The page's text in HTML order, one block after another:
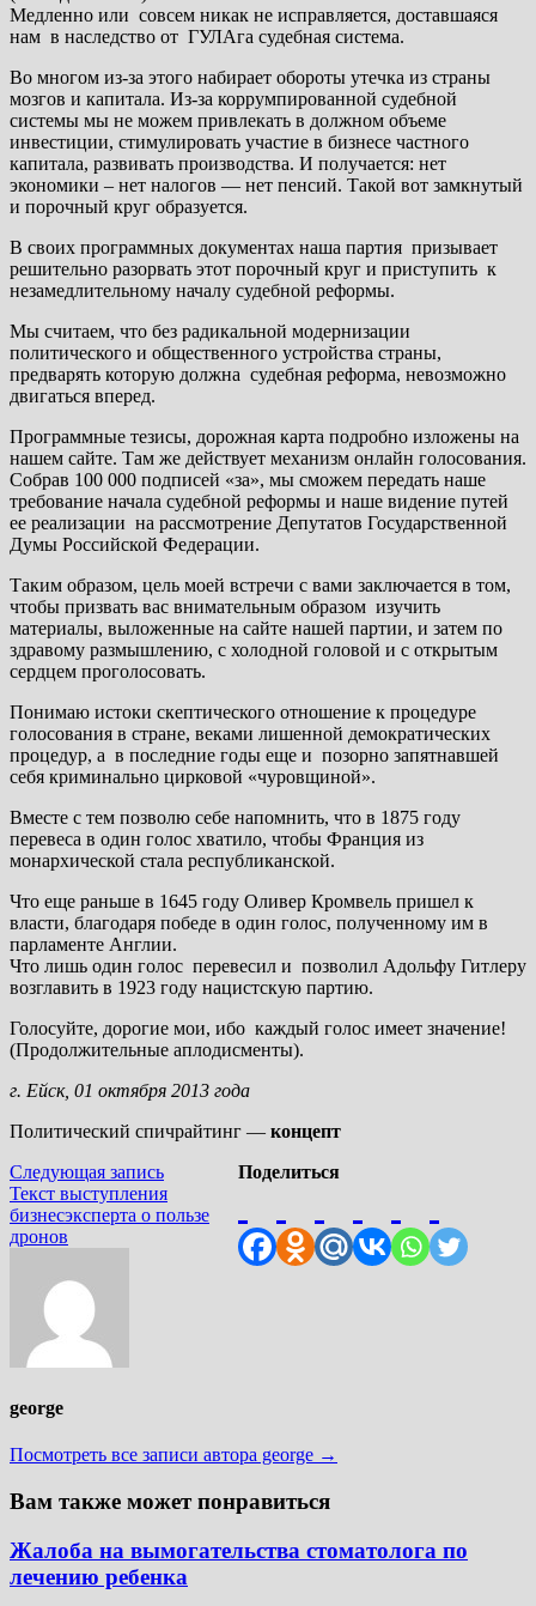
Медленно или совсем никак не исправляется, доставшаяся
нам в наследство от ГУЛАга судебная система.
Во многом из-за этого набирает обороты утечка из страны
мозгов и капитала. Из-за коррумпированной судебной
системы мы не можем привлекать в должном объеме
инвестиции, стимулировать участие в бизнесе частного
капитала, развивать производства. И получается: нет
экономики – нет налогов — нет пенсий. Такой вот замкнутый
и порочный круг образуется.
В своих программных документах наша партия призывает
решительно разорвать этот порочный круг и приступить к
незамедлительному началу судебной реформы.
Мы считаем, что без радикальной модернизации
политического и общественного устройства страны,
предварять которую должна судебная реформа, невозможно
двигаться вперед.
Программные тезисы, дорожная карта подробно изложены на
нашем сайте. Там же действует механизм онлайн голосования.
Собрав 100 000 подписей «за», мы сможем передать наше
требование начала судебной реформы и наше видение путей
ее реализации на рассмотрение Депутатов Государственной
Думы Российской Федерации.
Таким образом, цель моей встречи с вами заключается в том,
чтобы призвать вас внимательным образом изучить
материалы, выложенные на сайте нашей партии, и затем по
здравому размышлению, с холодной головой и с открытым
сердцем проголосовать.
Понимаю истоки скептического отношение к процедуре
голосования в стране, веками лишенной демократических
процедур, а в последние годы еще и позорно запятнавшей
себя криминально цирковой «чуровщиной».
Вместе с тем позволю себе напомнить, что в 1875 году
перевеса в один голос хватило, чтобы Франция из
монархической стала республиканской.
Что еще раньше в 1645 году Оливер Кромвель пришел к
власти, благодаря победе в один голос, полученному им в
парламенте Англии.
Что лишь один голос перевесил и позволил Адольфу Гитлеру
возглавить в 1923 году нацистскую партию.
Голосуйте, дорогие мои, ибо каждый голос имеет значение!
(Продолжительные аплодисменты).
г. Ейск, 01 октября 2013 года
Политический спичрайтинг — концепт
Поделиться
Навигация
по
записям
Следующая записьСледующая
запись:
Текст выступления
бизнесэксперта о пользе
дронов
george
Посмотреть все записи автора george →
Вам также может понравиться
Жалоба на вымогательства стоматолога по
лечению ребенка